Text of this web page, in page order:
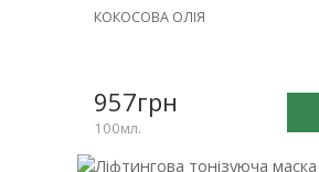
КОКОСОВА ОЛІЯ
957грн
100мл.